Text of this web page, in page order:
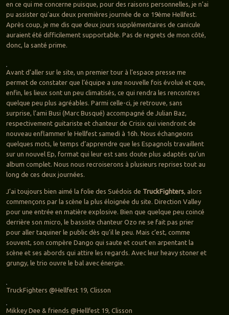
en ce qui me concerne puisque, pour des raisons personnelles, je n’ai
pu assister qu’aux deux premières journée de ce 19ème Hellfest.
Après coup, je me dis que deux jours supplémentaires de canicule
auraient été difficilement supportable. Pas de regrets de mon côté,
donc, la santé prime.
Avant d’aller sur le site, un premier tour à l’espace presse me
permet de constater que l’équipe a une nouvelle fois évolué et que,
enfin, les lieux sont un peu climatisés, ce qui rendra les rencontres
quelque peu plus agréables. Parmi celle-ci, je retrouve, sans
surprise, l’ami Busi (Marc Busqué) accompagné de Julian Baz,
respectivement guitariste et chanteur de Crisix qui viendront de
nouveau enflammer le Hellfest samedi à 16h. Nous échangeons
quelques mots, le temps d’apprendre que les Espagnols travaillent
sur un nouvel Ep, format qui leur est sans doute plus adaptés qu’un
album complet. Nous nous recroiserons à plusieurs reprises tout au
long de ces deux journées.
J’ai toujours bien aimé la folie des Suédois de TruckFighters, alors
commençons par la scène la plus éloignée du site. Direction Valley
pour une entrée en matière explosive. Bien que quelque peu coincé
derrière son micro, le bassiste chanteur Ozo ne se fait pas prier
pour aller taquiner le public dès qu’il le peu. Mais c’est, comme
souvent, son compère Dango qui saute et court en arpentant la
scène et ses abords qui attire les regards. Avec leur heavy stoner et
grungy, le trio ouvre le bal avec énergie.
TruckFighters @Hellfest 19, Clisson
Mikkey Dee & friends @Hellfest 19, Clisson